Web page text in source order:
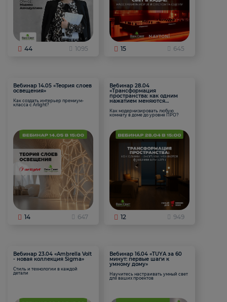
44 1095 15 645
Вебинар 14.05 «Теория слоев
освещения»
Как создать интерьер премиум-
класса с Arlight?
14 647
Вебинар 28.04
«Трансформация
пространства: как одним
нажатием меняются
Как модернизировать любую
комнату в доме до уровня ПРО?
12 949
Вебинар 23.04 «Ambrella Volt
- новая коллекция Sigma»
Стиль и технологии в каждой
детали
Вебинар 16.04 «TUYA за 60
минут: первые шаги к
умному дому»
Научитесь настраивать умный свет
для ваших проектов